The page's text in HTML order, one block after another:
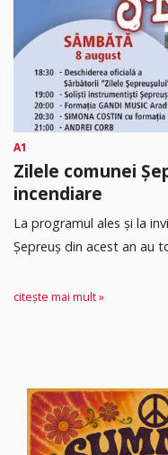
A1
Zilele comunei
incendiare
La programul ales și la
Șepreuș din acest an au
citește mai mult »